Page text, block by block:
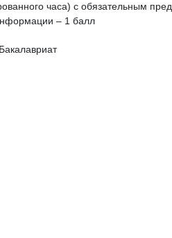
часа) с обязательным
– 1 балл